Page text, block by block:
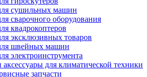
сушильных машин
сварочного оборудования
квадрокоптеров
эксклюзивных товаров
швейных машин
электроинструмента
аксессуары для климатической техники
запчасти